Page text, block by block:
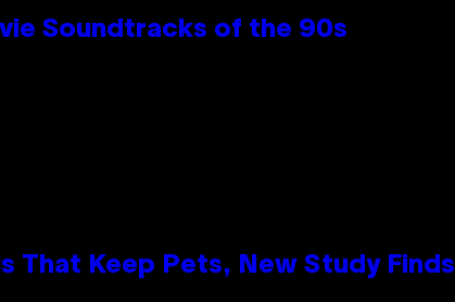
Soundtracks of the 90s
That Keep Pets, New Study Finds